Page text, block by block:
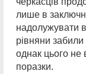
лише в
надолужувати
рівняни
однак цього не
поразки.